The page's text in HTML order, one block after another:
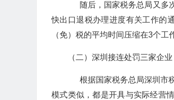
随后，国家税务总局又多
快出口退税办理进度有关工作的
（免）税的平均时间压缩在3个工
（二）深圳接连处罚三家企
根据国家税务总局深圳市
模式类似，都是开具与实际经营